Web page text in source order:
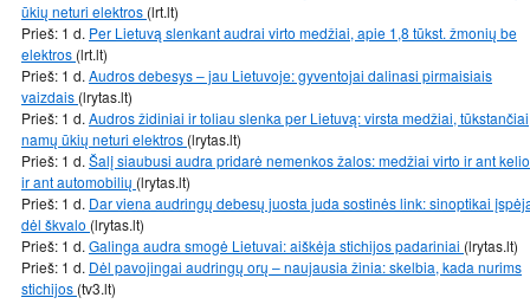
ūkių neturi elektros (lrt.lt)
Prieš: 1 d. Per Lietuvą slenkant audrai virto medžiai, apie 1,8 tūkst. žmonių be
elektros (lrt.lt)
Prieš: 1 d. Audros debesys – jau Lietuvoje: gyventojai dalinasi pirmaisiais
vaizdais (lrytas.lt)
Prieš: 1 d. Audros židiniai ir toliau slenka per Lietuvą: virsta medžiai, tūkstančiai
namų ūkių neturi elektros (lrytas.lt)
Prieš: 1 d. Šalį siaubusi audra pridarė nemenkos žalos: medžiai virto ir ant
ir ant automobilių (lrytas.lt)
Prieš: 1 d. Dar viena audringų debesų juosta juda sostinės link: sinoptikai
dėl škvalo (lrytas.lt)
Prieš: 1 d. Galinga audra smogė Lietuvai: aiškėja stichijos padariniai (lrytas.lt)
Prieš: 1 d. Dėl pavojingai audringų orų – naujausia žinia: skelbia, kada nurims
stichijos (tv3.lt)